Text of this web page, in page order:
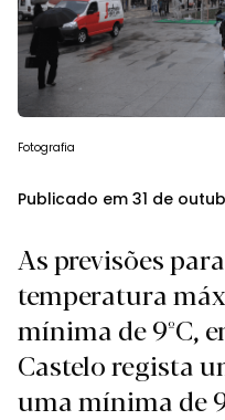
Fotografia
Publicado em 31 de
As previsões
temperatura
mínima de 9ºC,
Castelo regista
uma mínima de